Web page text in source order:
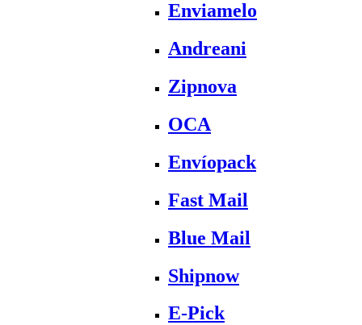
Enviamelo
Andreani
Zipnova
OCA
Envíopack
Fast Mail
Blue Mail
Shipnow
E-Pick